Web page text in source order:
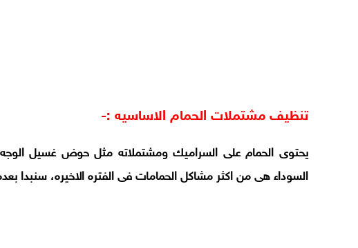
تنظيف مشتملات الحمام الاساسيه :-
يحتوى الحمام على السراميك ومشتملاته مثل حوض غسيل الوجه
السوداء هى من اكثر مشاكل الحمامات فى الفتره الاخيره، سنبدا